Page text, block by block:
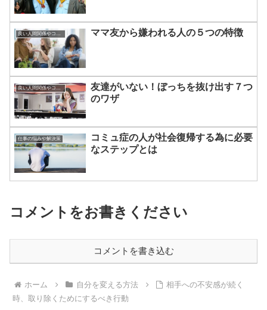
良い人間関係やコミュニケーションのつくりかた ママ友から嫌われる人の５つの特徴
良い人間関係やコミュニケーションのつくりかた
友達がいない！ぼっちを抜け出す７つ
のワザ
仕事の悩みや解決策
コミュ症の人が社会復帰する為に必要
なステップとは
コメントをお書きください
コメントを書き込む
ホーム 自分を変える方法
相手への不安感が続く
時、取り除くためにするべき行動